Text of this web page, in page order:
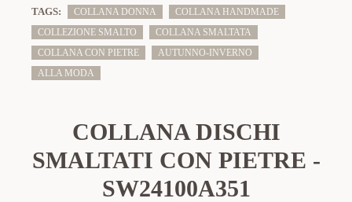
TAGS: COLLANA DONNA
COLLANA HANDMADE
COLLEZIONE SMALTO
COLLANA SMALTATA
COLLANA CON PIETRE
AUTUNNO-INVERNO
ALLA MODA
COLLANA DISCHI
SMALTATI CON PIETRE -
SW24100A351